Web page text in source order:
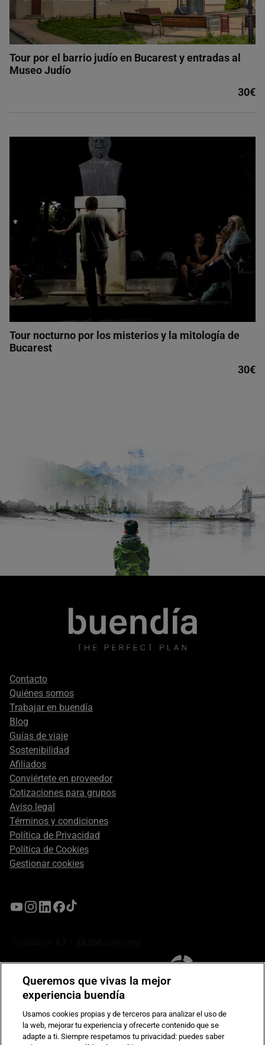
Tour por el barrio judío en Bucarest y entradas al
Museo Judío
30€
Tour nocturno por los misterios y la mitología de
Bucarest
30€
Footer
secondary
Contacto
Quiénes somos
Trabajar en buendía
Blog
Guías de viaje
Sostenibilidad
Afiliados
Conviértete en proveedor
Cotizaciones para grupos
Aviso legal
Términos y condiciones
Política de Privacidad
Política de Cookies
Gestionar cookies
Compromiso de seguridad en pagos electrónicos
Queremos que vivas la mejor
experiencia buendía
Usamos cookies propias y de terceros para analizar el uso de
la web, mejorar tu experiencia y ofrecerte contenido que se
adapte a ti. Siempre respetamos tu privacidad: puedes saber